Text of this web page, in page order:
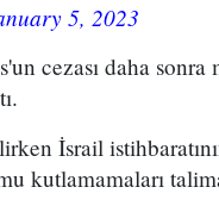
5, 2023
cezası daha sonra
İsrail
kutlamamaları